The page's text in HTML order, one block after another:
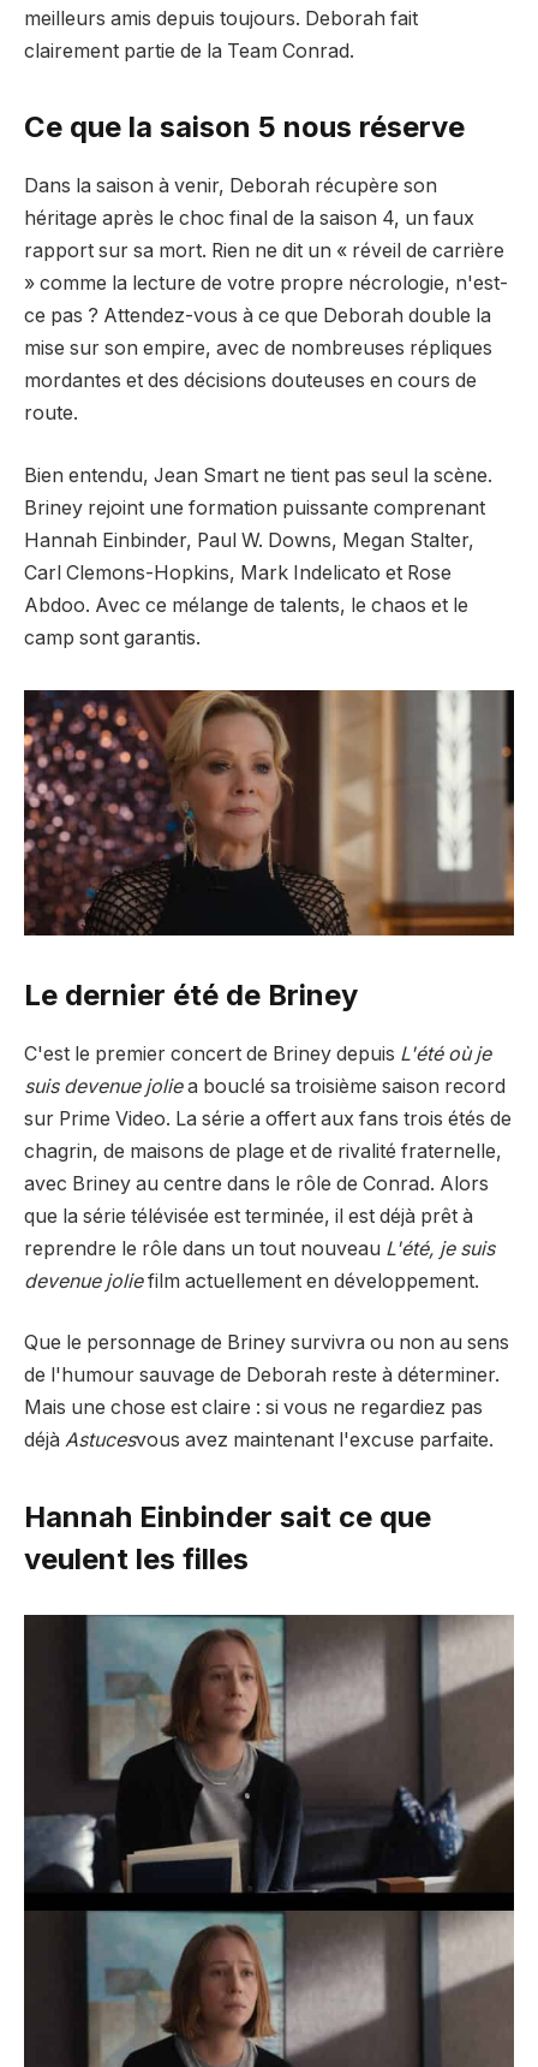
meilleurs amis depuis toujours. Deborah fait
clairement partie de la Team Conrad.
Ce que la saison 5 nous réserve
Dans la saison à venir, Deborah récupère son
héritage après le choc final de la saison 4, un faux
rapport sur sa mort. Rien ne dit un « réveil de carrière
» comme la lecture de votre propre nécrologie, n'est-
ce pas ? Attendez-vous à ce que Deborah double la
mise sur son empire, avec de nombreuses répliques
mordantes et des décisions douteuses en cours de
route.
Bien entendu, Jean Smart ne tient pas seul la scène.
Briney rejoint une formation puissante comprenant
Hannah Einbinder, Paul W. Downs, Megan Stalter,
Carl Clemons-Hopkins, Mark Indelicato et Rose
Abdoo. Avec ce mélange de talents, le chaos et le
camp sont garantis.
Le dernier été de Briney
C'est le premier concert de Briney depuis L'été où je
suis devenue joliea bouclé sa troisième saison record
sur Prime Video. La série a offert aux fans trois étés de
chagrin, de maisons de plage et de rivalité fraternelle,
avec Briney au centre dans le rôle de Conrad. Alors
que la série télévisée est terminée, il est déjà prêt à
reprendre le rôle dans un tout nouveau L'été, je suis
devenue joliefilm actuellement en développement.
Que le personnage de Briney survivra ou non au sens
de l'humour sauvage de Deborah reste à déterminer.
Mais une chose est claire : si vous ne regardiez pas
déjà Astucesvous avez maintenant l'excuse parfaite.
Hannah Einbinder sait ce que
veulent les filles